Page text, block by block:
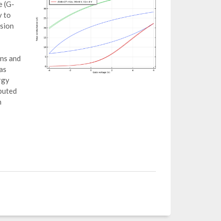
(G-
to
and